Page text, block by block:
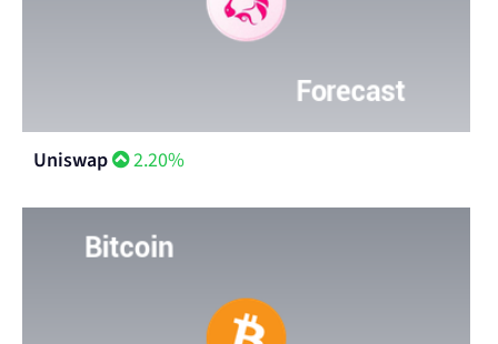
Uniswap 2.20%